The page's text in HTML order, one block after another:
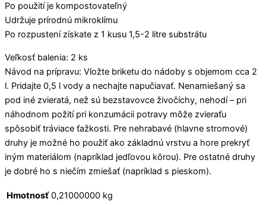
Po použití je kompostovateľný
Udržuje prírodnú mikroklímu
Po rozpustení získate z 1 kusu 1,5-2 litre substrátu
Veľkosť balenia: 2 ks
Návod na prípravu: Vložte briketu do nádoby s objemom cca 2
l. Pridajte 0,5 l vody a nechajte napučiavať. Nenamiešaný sa
pod iné zvieratá, než sú bezstavovce živočíchy, nehodí – pri
náhodnom požití pri konzumácii potravy môže zvieraťu
spôsobiť tráviace ťažkosti. Pre nehrabavé (hlavne stromové)
druhy je možné ho použiť ako základnú vrstvu a hore prekryť
iným materiálom (napríklad jedľovou kôrou). Pre ostatné druhy
je dobré ho s niečím zmiešať (napríklad s pieskom).
Hmotnosť 0,21000000 kg